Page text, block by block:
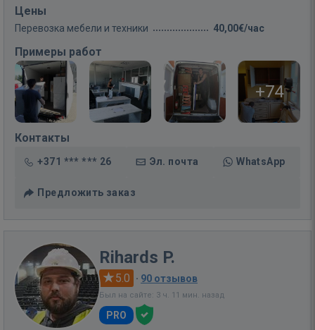
Цены
Перевозка мебели и техники 40,00€/час
Примеры работ
+74
Контакты
+371 *** *** 26 Эл. почта WhatsApp
Предложить заказ
Rihards P.
5.0 · 90 отзывов
Был на сайте: 3 ч. 11 мин. назад
PRO